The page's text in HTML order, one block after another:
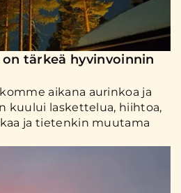
tärkeä hyvinvoinnin
aikana aurinkoa ja
kuului laskettelua, hiihtoa,
ja tietenkin muutama